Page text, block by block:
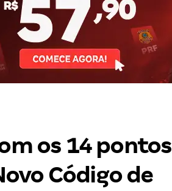
os 14 pontos
Código de